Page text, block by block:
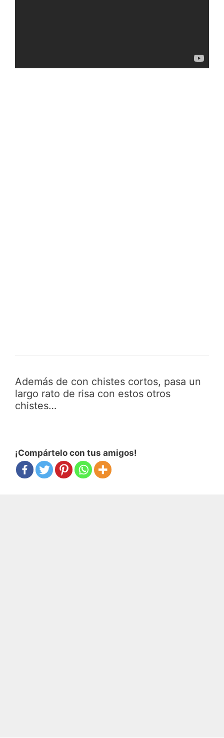
Además de con chistes cortos, pasa un
largo rato de risa con estos otros
chistes…
¡Compártelo con tus amigos!